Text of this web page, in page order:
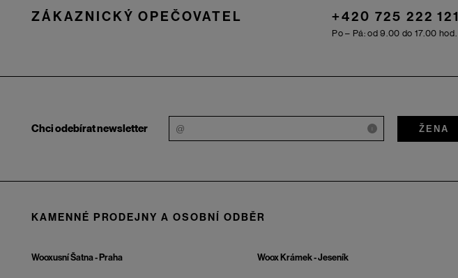
ZÁKAZNICKÝ OPEČOVATEL +420 725 222 121
Po – Pá: od 9.00 do 17.00 hod.
Chci odebírat newsletter i ŽENA
KAMENNÉ PRODEJNY A OSOBNÍ ODBĚR
Wooxusní Šatna - Praha Woox Krámek - Jeseník